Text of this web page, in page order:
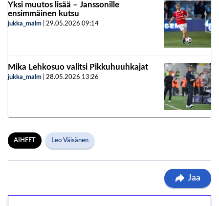
Yksi muutos lisää – Janssonille
ensimmäinen kutsu
jukka_malm 29.05.2026 09:14
Mika Lehkosuo valitsi Pikkuhuuhkajat
jukka_malm 28.05.2026 13:26
AIHEET Leo Väisänen
Jaa